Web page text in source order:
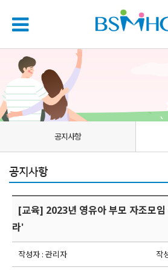
공지사항
공지사항
[교육] 2023년 영유아 부모 자조모
라'
작성자 : 관리자 작